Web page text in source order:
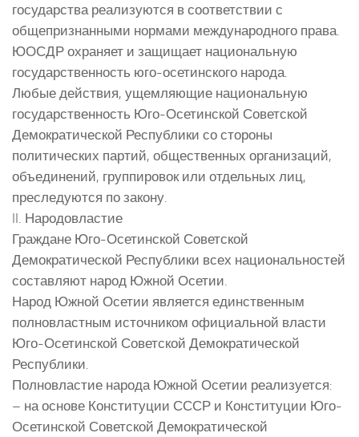
государства реализуются в соответствии с
общепризнанными нормами международного права.
ЮОСДР охраняет и защищает национальную
государственность юго-осетинского народа.
Любые действия, ущемляющие национальную
государственность Юго-Осетинской Советской
Демократической Республики со стороны
политических партий, общественных организаций,
объединений, группировок или отдельных лиц,
преследуются по закону.
II. Народовластие
Граждане Юго-Осетинской Советской
Демократической Республики всех национальностей
составляют народ Южной Осетии.
Народ Южной Осетии является единственным
полновластным источником официальной власти
Юго-Осетинской Советской Демократической
Республики.
Полновластие народа Южной Осетии реализуется:
– на основе Конституции СССР и Конституции Юго-
Осетинской Советской Демократической